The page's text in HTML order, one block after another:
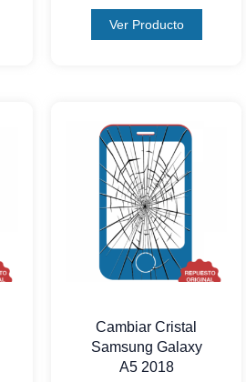
Ver Producto
Cambiar Cristal
Samsung Galaxy
A5 2018